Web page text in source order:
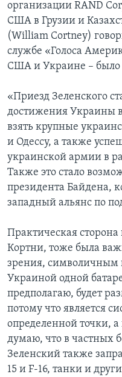
организации RAND
США в Грузии и
(William Cortney)
службе «Голоса
США и Украине – было
«Приезд Зеленского
достижения Украины
взять крупные
и Одессу, а также
украинской армии в
Также это стало
президента Байдена,
западный альянс по
Практическая
Кортни, тоже была
зрения, символичным
Украиной одной
предполагаю, будет
потому что является
определенной точки,
думаю, что в частных
Зеленский также
15 и F-16, танки и